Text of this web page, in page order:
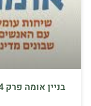
בניין אומה פרק 4